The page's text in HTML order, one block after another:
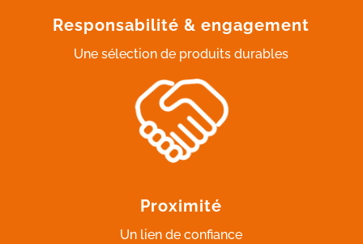
Responsabilité & engagement
Une sélection de produits durables
Proximité
Un lien de confiance